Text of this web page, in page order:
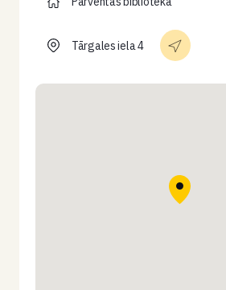
Tārgales iela 4